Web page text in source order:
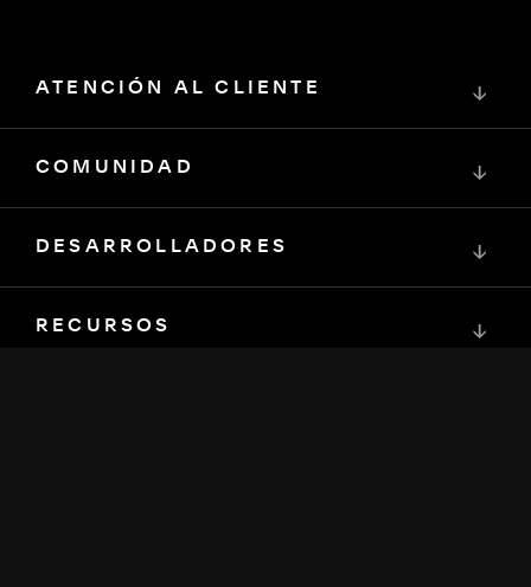
ATENCIÓN AL CLIENTE ↓
COMUNIDAD ↓
DESARROLLADORES ↓
RECURSOS ↓